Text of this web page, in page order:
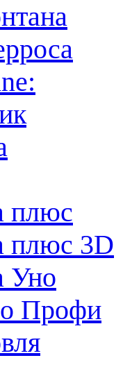
плюс
плюс 3D
Уно
Профи